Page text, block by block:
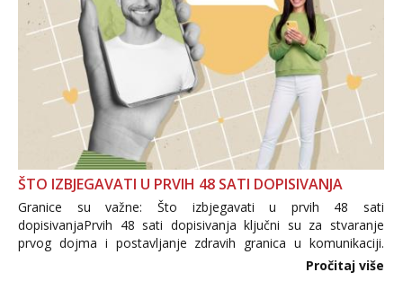
ŠTO IZBJEGAVATI U PRVIH 48 SATI DOPISIVANJA
Granice su važne: Što izbjegavati u prvih 48 sati
dopisivanjaPrvih 48 sati dopisivanja ključni su za stvaranje
prvog dojma i postavljanje zdravih granica u komunikaciji.
Važno je izbjeći prebrzo otkrivanje osobnih ili intimnih
Pročitaj više